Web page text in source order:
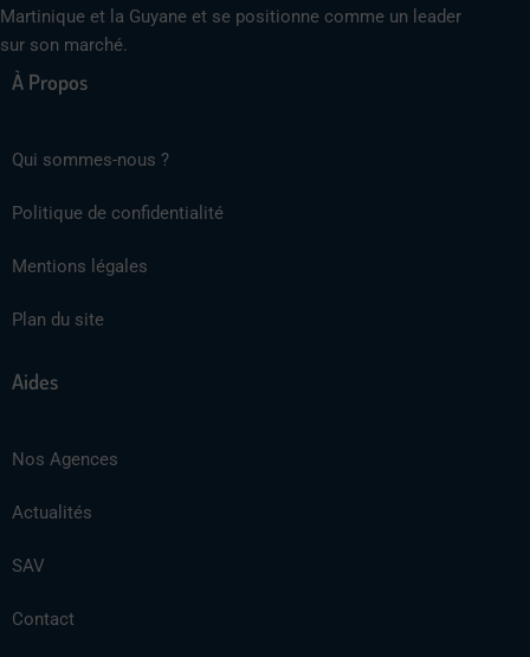
Martinique et la Guyane et se positionne comme un leader
sur son marché.
À Propos
Qui sommes-nous ?
Politique de confidentialité
Mentions légales
Plan du site
Aides
Nos Agences
Actualités
SAV
Contact